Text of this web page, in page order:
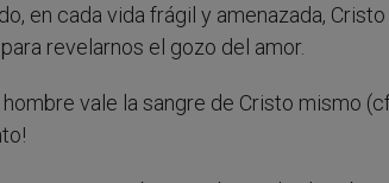
en cada vida frágil y amenazada,
revelarnos el gozo del amor.
vale la sangre de Cristo mismo